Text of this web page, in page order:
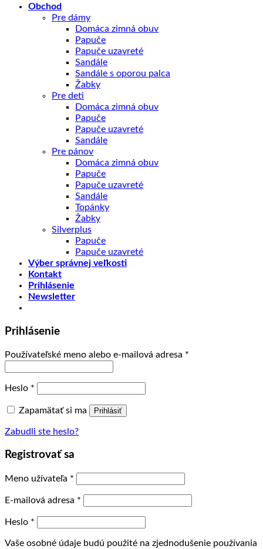
Obchod
Pre dámy
Domáca zimná obuv
Papuče
Papuče uzavreté
Sandále
Sandále s oporou palca
Žabky
Pre deti
Domáca zimná obuv
Papuče
Papuče uzavreté
Sandále
Pre pánov
Domáca zimná obuv
Papuče
Papuče uzavreté
Sandále
Topánky
Žabky
Silverplus
Papuče
Papuče uzavreté
Výber správnej veľkosti
Kontakt
Prihlásenie
Newsletter
Prihlásenie
Používateľské meno alebo e-mailová adresa *
Heslo *
Zapamätať si ma Prihlásiť
Zabudli ste heslo?
Registrovať sa
Meno užívateľa *
E-mailová adresa *
Heslo *
Vaše osobné údaje budú použité na zjednodušenie používania